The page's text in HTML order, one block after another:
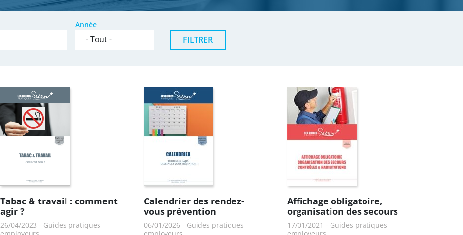
Année
Tabac & travail : comment
agir ?
26/04/2023 - Guides pratiques
Calendrier des rendez-
vous prévention
06/01/2026 - Guides pratiques
Affichage obligatoire,
organisation des secours
17/01/2021 - Guides pratiques